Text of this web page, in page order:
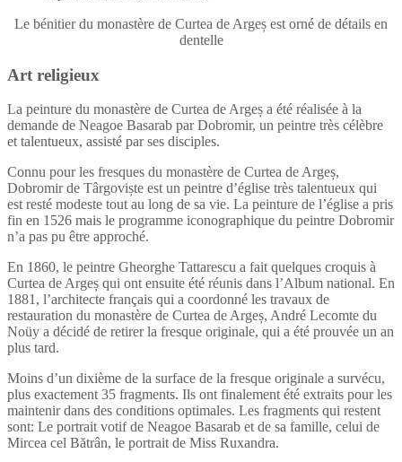
Le bénitier du monastère de Curtea de Argeș est orné de détails en
dentelle
Art religieux
La peinture du monastère de Curtea de Argeș a été réalisée à la
demande de Neagoe Basarab par Dobromir, un peintre très célèbre
et talentueux, assisté par ses disciples.
Connu pour les fresques du monastère de Curtea de Argeș,
Dobromir de Târgoviște est un peintre d’église très talentueux qui
est resté modeste tout au long de sa vie. La peinture de l’église a pris
fin en 1526 mais le programme iconographique du peintre Dobromir
n’a pas pu être approché.
En 1860, le peintre Gheorghe Tattarescu a fait quelques croquis à
Curtea de Argeș qui ont ensuite été réunis dans l’Album national. En
1881, l’architecte français qui a coordonné les travaux de
restauration du monastère de Curtea de Argeș, André Lecomte du
Noüy a décidé de retirer la fresque originale, qui a été prouvée un an
plus tard.
Moins d’un dixième de la surface de la fresque originale a survécu,
plus exactement 35 fragments. Ils ont finalement été extraits pour les
maintenir dans des conditions optimales. Les fragments qui restent
sont: Le portrait votif de Neagoe Basarab et de sa famille, celui de
Mircea cel Bătrân, le portrait de Miss Ruxandra.